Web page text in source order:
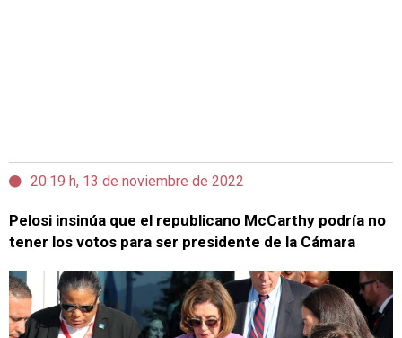
20:19 h, 13 de noviembre de 2022
Pelosi insinúa que el republicano McCarthy podría no
tener los votos para ser presidente de la Cámara